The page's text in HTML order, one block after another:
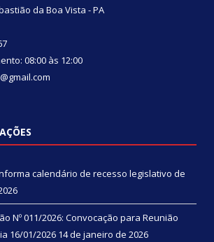
da Boa Vista - PA
08:00 às 12:00
calendário de recesso legislativo de
Nº 011/2026: Convocação para Reunião
16/01/2026 14 de janeiro de 2026